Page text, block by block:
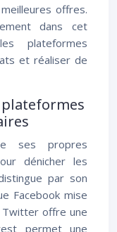
offres.
dans cet
plateformes
et réaliser de
ses propres
dénicher les
par son
Facebook mise
Twitter offre une
permet une